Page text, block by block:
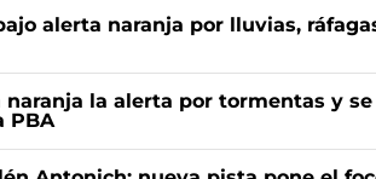
alerta naranja por lluvias,
naranja la alerta por tormentas y
PBA